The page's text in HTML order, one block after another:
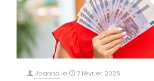
Joanna le 7 février 2025